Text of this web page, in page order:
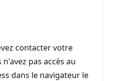
contacter votre
pas accès au
dans le navigateur le